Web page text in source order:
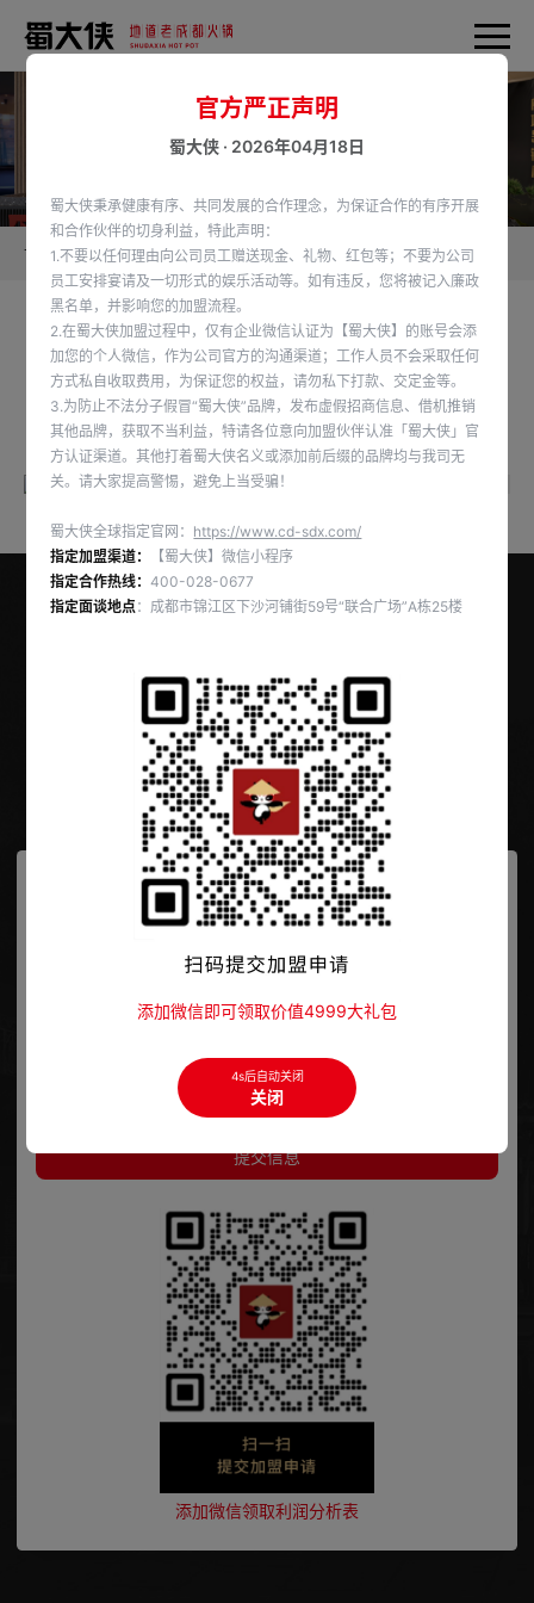
首页 加盟蜀大侠 供应链产品
自然馋川味小酥肉
甄选猪腿肉为原料精细加工
香酥爽口，脂香四溢，肉香微麻。
规格1kg*10袋/件
官方指定加盟热线
点击拨打 400-028-0677
成都市锦江区东大路16号HFC汇信财富中心39楼
免费获取《加盟利润分析表》
提交信息
添加微信领取利润分析表
官方严正声明
蜀大侠 · 2026年04月18日
蜀大侠秉承健康有序、共同发展的合作理念，为保证合作的有序开展
和合作伙伴的切身利益，特此声明：
1.不要以任何理由向公司员工赠送现金、礼物、红包等；不要为公司
员工安排宴请及一切形式的娱乐活动等。如有违反，您将被记入廉政
黑名单，并影响您的加盟流程。
2.在蜀大侠加盟过程中，仅有企业微信认证为【蜀大侠】的账号会添
加您的个人微信，作为公司官方的沟通渠道；工作人员不会采取任何
方式私自收取费用，为保证您的权益，请勿私下打款、交定金等。
3.为防止不法分子假冒“蜀大侠”品牌，发布虚假招商信息、借机推销
其他品牌，获取不当利益，特请各位意向加盟伙伴认准「蜀大侠」官
方认证渠道。其他打着蜀大侠名义或添加前后缀的品牌均与我司无
关。请大家提高警惕，避免上当受骗！
蜀大侠全球指定官网： https://www.cd-sdx.com/
指定加盟渠道：
【蜀大侠】微信小程序
指定合作热线：400-028-0677
指定面谈地点 ：成都市锦江区下沙河铺街59号“联合广场”A栋25楼
添加微信即可领取价值4999大礼包
4s后自动关闭
关闭